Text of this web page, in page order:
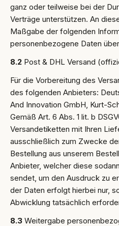
ganz oder teilweise bei der
Verträge unterstützen. An
Maßgabe der folgenden
personenbezogene Daten
8.2 Post & DHL Versand
Für die Vorbereitung des
des folgenden Anbieters:
And Innovation GmbH, Kurt-
Gemäß Art. 6 Abs. 1 lit. b
Versandetiketten mit Ihren
ausschließlich zum Zwecke
Bestellung aus unserem
Anbieter, welcher diese
sendet, um den Ausdruck zu
der Daten erfolgt hierbei nur,
Abwicklung tatsächlich
8.3 Weitergabe